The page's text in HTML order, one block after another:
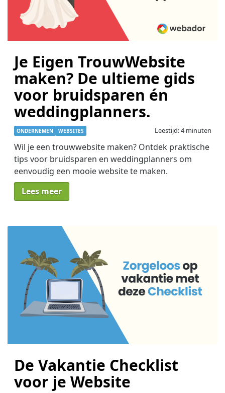
Je Eigen TrouwWebsite
maken? De ultieme gids
voor bruidsparen én
weddingplanners.
ONDERNEMEN WEBSITES Leestijd: 4 minuten
Wil je een trouwwebsite maken? Ontdek praktische
tips voor bruidsparen en weddingplanners om
eenvoudig een mooie website te maken.
Lees meer
De Vakantie Checklist
voor je Website